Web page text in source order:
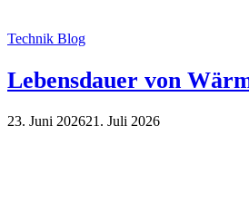
Technik Blog
Lebensdauer von
23. Juni 202621. Juli 2026